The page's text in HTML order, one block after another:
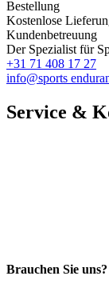
Bestellung
Kostenlose
Kundenbetreuung
Der Spezialist für
+31 71 408 17 27
info@sports
Service &
Brauchen Sie uns?